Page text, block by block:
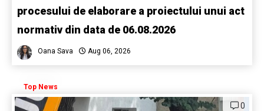
procesului de elaborare a proiectului unui act
normativ din data de 06.08.2026
Oana Sava Aug 06, 2026
Top News
0